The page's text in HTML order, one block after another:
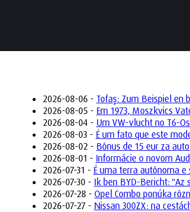
2026-08-06 - Tofaş: Zum Beispiel en
2026-08-05 - Em 1973, Moszkvics
2026-08-04 - Um VW-vlucht no T6-
2026-08-03 - É um fato que este
2026-08-02 - Bônus de 15 eur za
2026-08-01 - Informácie o novom
2026-07-31 - É uma terra autônoma e
2026-07-30 - Ik ben BYD-Bericht: "Az
2026-07-28 - Opel Combo ponúka
2026-07-27 - Nissan 300ZX: na